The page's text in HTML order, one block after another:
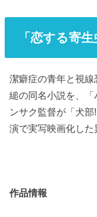
「恋する寄
潔癖症の青年と視
縋の同名小説を、
ンサク監督が「犬
演で実写映画化した
作品情報